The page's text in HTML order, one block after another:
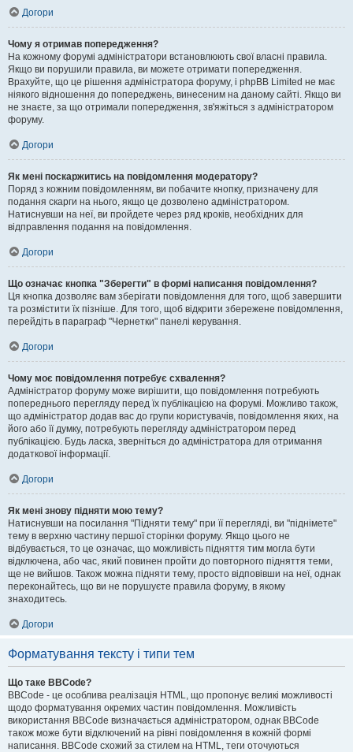
Догори
Чому я отримав попередження?
На кожному форумі адміністратори встановлюють свої власні правила.
Якщо ви порушили правила, ви можете отримати попередження.
Врахуйте, що це рішення адміністратора форуму, і phpBB Limited не має
ніякого відношення до попереджень, винесеним на даному сайті. Якщо ви
не знаєте, за що отримали попередження, зв'яжіться з адміністратором
форуму.
Догори
Як мені поскаржитись на повідомлення модератору?
Поряд з кожним повідомленням, ви побачите кнопку, призначену для
подання скарги на нього, якщо це дозволено адміністратором.
Натиснувши на неї, ви пройдете через ряд кроків, необхідних для
відправлення подання на повідомлення.
Догори
Що означає кнопка "Зберегти" в формі написання повідомлення?
Ця кнопка дозволяє вам зберігати повідомлення для того, щоб завершити
та розмістити їх пізніше. Для того, щоб відкрити збережене повідомлення,
перейдіть в параграф "Чернетки" панелі керування.
Догори
Чому моє повідомлення потребує схвалення?
Адміністратор форуму може вирішити, що повідомлення потребують
попереднього перегляду перед їх публікацією на форумі. Можливо також,
що адміністратор додав вас до групи користувачів, повідомлення яких, на
його або її думку, потребують перегляду адміністратором перед
публікацією. Будь ласка, зверніться до адміністратора для отримання
додаткової інформації.
Догори
Як мені знову підняти мою тему?
Натиснувши на посилання "Підняти тему" при її перегляді, ви "піднімете"
тему в верхню частину першої сторінки форуму. Якщо цього не
відбувається, то це означає, що можливість підняття тим могла бути
відключена, або час, який повинен пройти до повторного підняття теми,
ще не вийшов. Також можна підняти тему, просто відповівши на неї, однак
переконайтесь, що ви не порушуєте правила форуму, в якому
знаходитесь.
Догори
Форматування тексту і типи тем
Що таке BBCode?
BBCode - це особлива реалізація HTML, що пропонує великі можливості
щодо форматування окремих частин повідомлення. Можливість
використання BBCode визначається адміністратором, однак BBCode
також може бути відключений на рівні повідомлення в кожній формі
написання. BBCode схожий за стилем на HTML, теги оточуються